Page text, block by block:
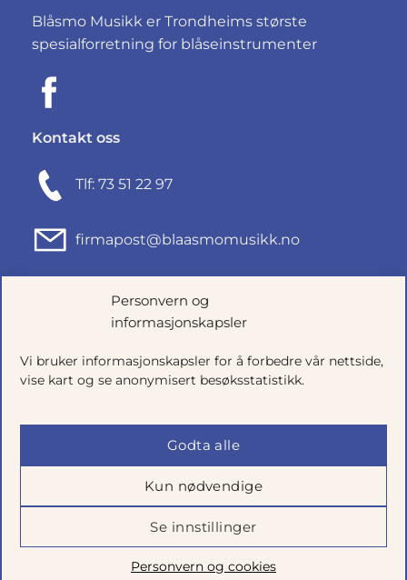
Personvern og
informasjonskapsler
Vi bruker informasjonskapsler for å forbedre vår nettside,
vise kart og se anonymisert besøksstatistikk.
Godta alle
Kun nødvendige
Se innstillinger
Personvern og cookies
Blåsmo Musikk er Trondheims største
spesialforretning for blåseinstrumenter
Kontakt oss
Tlf: 73 51 22 97
firmapost@blaasmomusikk.no
Fjordgata 46, 7010 TRONDHEIM
Salgsbetingelser|Personvern|Cookie-innstillinger
Utviklet avTalkto